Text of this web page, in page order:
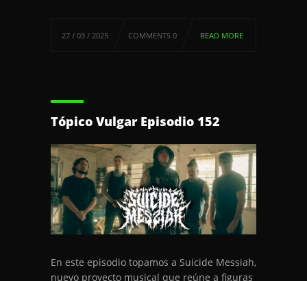
27 / 03 / 2025 COMMENTS 0 READ MORE
Tópico Vulgar Episodio 152
En este episodio topamos a Suicide Messiah,
nuevo proyecto musical que reúne a figuras